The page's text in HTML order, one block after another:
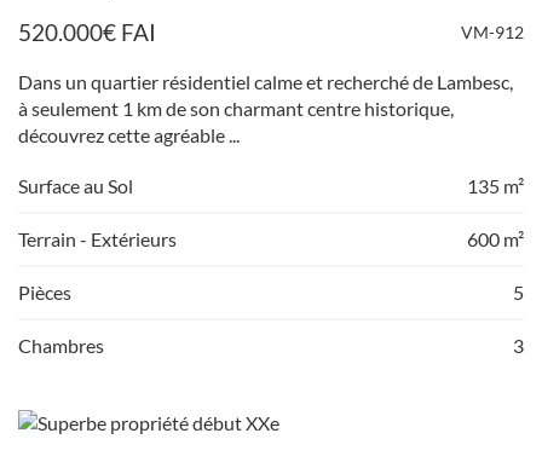
520.000€ FAI VM-912
Dans un quartier résidentiel calme et recherché de Lambesc,
à seulement 1 km de son charmant centre historique,
découvrez cette agréable ...
Surface au Sol 135 m²
Terrain - Extérieurs 600 m²
Pièces 5
Chambres 3